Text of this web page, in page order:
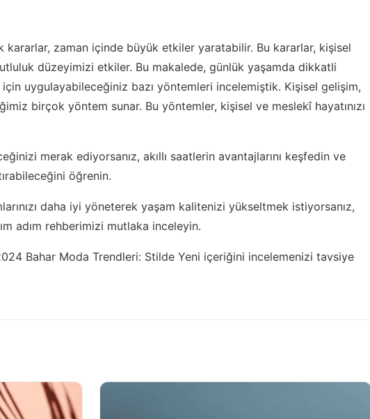
kararlar, zaman içinde büyük etkiler yaratabilir. Bu kararlar, kişisel
düzeyimizi etkiler. Bu makalede, günlük yaşamda dikkatli
uygulayabileceğiniz bazı yöntemleri incelemiştik. Kişisel gelişim,
birçok yöntem sunar. Bu yöntemler, kişisel ve meslekî hayatınızı
merak ediyorsanız, akıllı saatlerin avantajlarını keşfedin ve
öğrenin.
daha iyi yöneterek yaşam kalitenizi yükseltmek istiyorsanız,
adım rehberimizi mutlaka inceleyin.
Bahar Moda Trendleri: Stilde Yeni içeriğini incelemenizi tavsiye